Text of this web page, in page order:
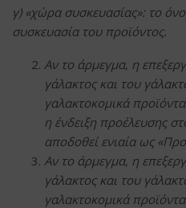
γ) «χώρα συσκευασίας»: το
συσκευασία του προϊόντος.
Αν το άρμεγμα, η
γάλακτος και του
γαλακτοκομικά
η ένδειξη προέλευσης
αποδοθεί ενιαία ως
Αν το άρμεγμα, η
γάλακτος και του
γαλακτοκομικά